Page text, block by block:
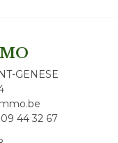
GENESE
44 32 67